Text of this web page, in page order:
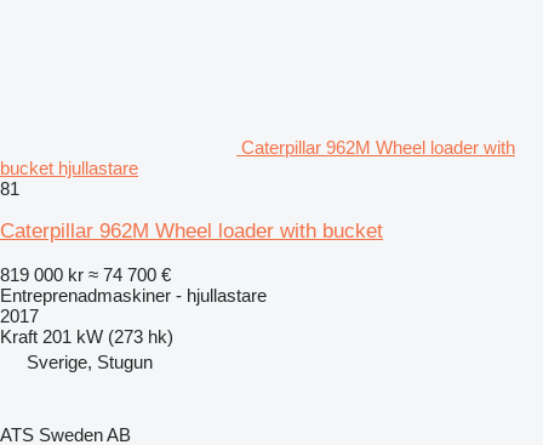
Caterpillar 962M Wheel loader with
bucket hjullastare
81
Caterpillar 962M Wheel loader with bucket
819 000 kr ≈ 74 700 €
Entreprenadmaskiner - hjullastare
2017
Kraft 201 kW (273 hk)
Sverige, Stugun
ATS Sweden AB